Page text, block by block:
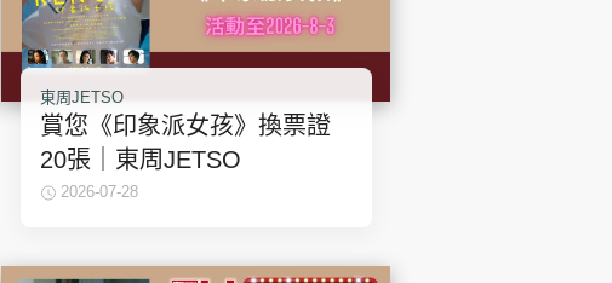
東周專欄
娛樂名人
文化藝術
時政財經
健康生活
東周JETSO
賞您《印象派女孩》換票證
20張｜東周JETSO
2026-07-28